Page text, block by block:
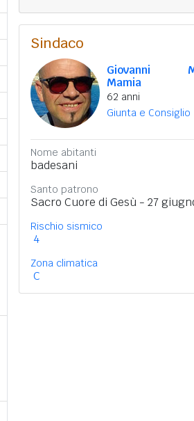
Sindaco
Giovanni
Mamia
62 anni
Giunta e Consiglio
Nome abitanti
badesani
Santo patrono
Sacro Cuore di Gesù - 27
Rischio sismico
4
Zona climatica
C